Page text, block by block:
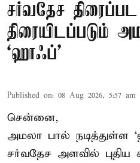
சர்வதேச திரைப்பட
திரையிடப்படும்
‘ஹாஃப்’
Published on: 08 Aug 2026, 5:57 am
சென்னை,
அமலா பால் நடித்துள்ள
சர்வதேச அளவில்